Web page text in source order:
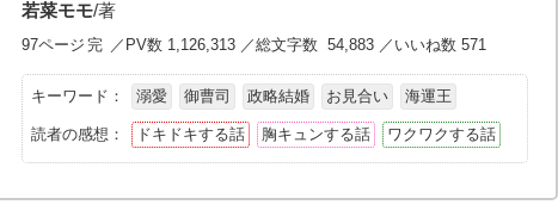
若菜モモ/著
97ページ 完 ／PV数 1,126,313 ／総文字数 54,883 ／いいね数 571
キーワード： 溺愛 御曹司 政略結婚 お見合い 海運王
読者の感想： ドキドキする話 胸キュンする話 ワクワクする話